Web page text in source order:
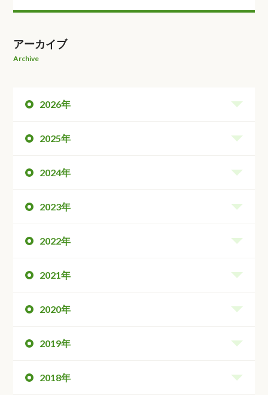
アーカイブ
Archive
2026年
2025年
2024年
2023年
2022年
2021年
2020年
2019年
2018年